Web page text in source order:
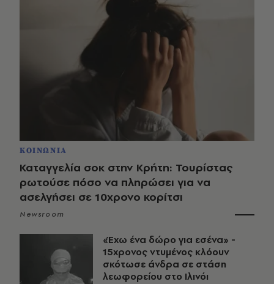
ΚΟΙΝΩΝΙΑ
Καταγγελία σοκ στην Κρήτη: Τουρίστας
ρωτούσε πόσο να πληρώσει για να
ασελγήσει σε 10χρονο κορίτσι
Newsroom
«Έχω ένα δώρο για εσένα» -
15χρονος ντυμένος κλόουν
σκότωσε άνδρα σε στάση
λεωφορείου στο Ιλινόι